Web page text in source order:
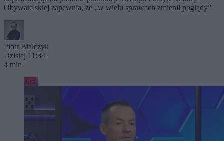
Obywatelskiej zapewnia, że „w wielu sprawach zmienił poglądy”.
Piotr Białczyk
Dzisiaj 11:34
4 min
Kraj